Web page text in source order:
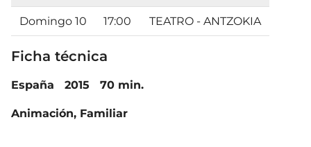
Domingo 10 17:00 TEATRO - ANTZOKIA
Ficha técnica
España 2015 70 min.
Animación, Familiar